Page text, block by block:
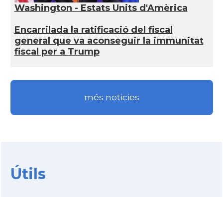
Washington - Estats Units d'Amèrica
Encarrilada la ratificació del fiscal
general que va aconseguir la immunitat
fiscal per a Trump
més noticies
Útils